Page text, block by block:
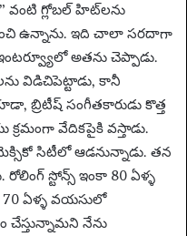
వంటి గ్లోబల్ హిట్‌లను
ఉన్నాను. ఇది చాలా సరదాగా
అతను చెప్పాడు.
విడిచిపెట్టాడు, కానీ
బ్రిటీష్ సంగీతకారుడు కొత్త
వేదికపైకి వస్తాడు.
సిటీలో ఆడనున్నాడు. తన
రోలింగ్ స్టోన్స్ ఇంకా 80 ఏళ్ళ
ఏళ్ళ వయసులో
నేను